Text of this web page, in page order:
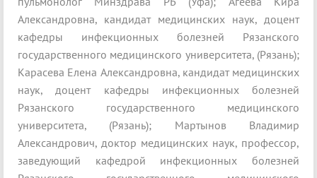
Александровна, кандидат медицинских наук, доцент
кафедры инфекционных болезней Рязанского
государственного медицинского университета, (Рязань);
Карасева Елена Александровна, кандидат медицинских
наук, доцент кафедры инфекционных болезней
Рязанского государственного медицинского
университета, (Рязань); Мартынов Владимир
Александрович, доктор медицинских наук, профессор,
заведующий кафедрой инфекционных болезней